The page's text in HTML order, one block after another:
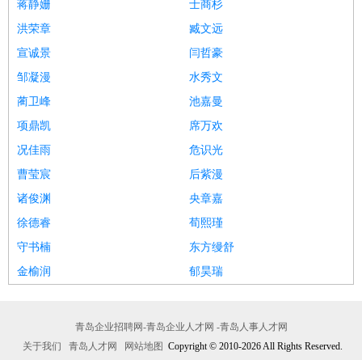
蒋静姗
士商杉
洪荣章
臧文远
宣诚景
闫哲豪
邹凝漫
水秀文
蔺卫峰
池嘉曼
项鼎凯
席万欢
况佳雨
危识光
曹莹宸
后紫漫
诸俊渊
央章嘉
徐德睿
荀熙瑾
守书楠
东方缦舒
金榆润
郁昊瑞
青岛企业招聘网-青岛企业人才网 -青岛人事人才网
关于我们
青岛人才网 网站地图 Copyright © 2010-2026 All Rights Reserved.